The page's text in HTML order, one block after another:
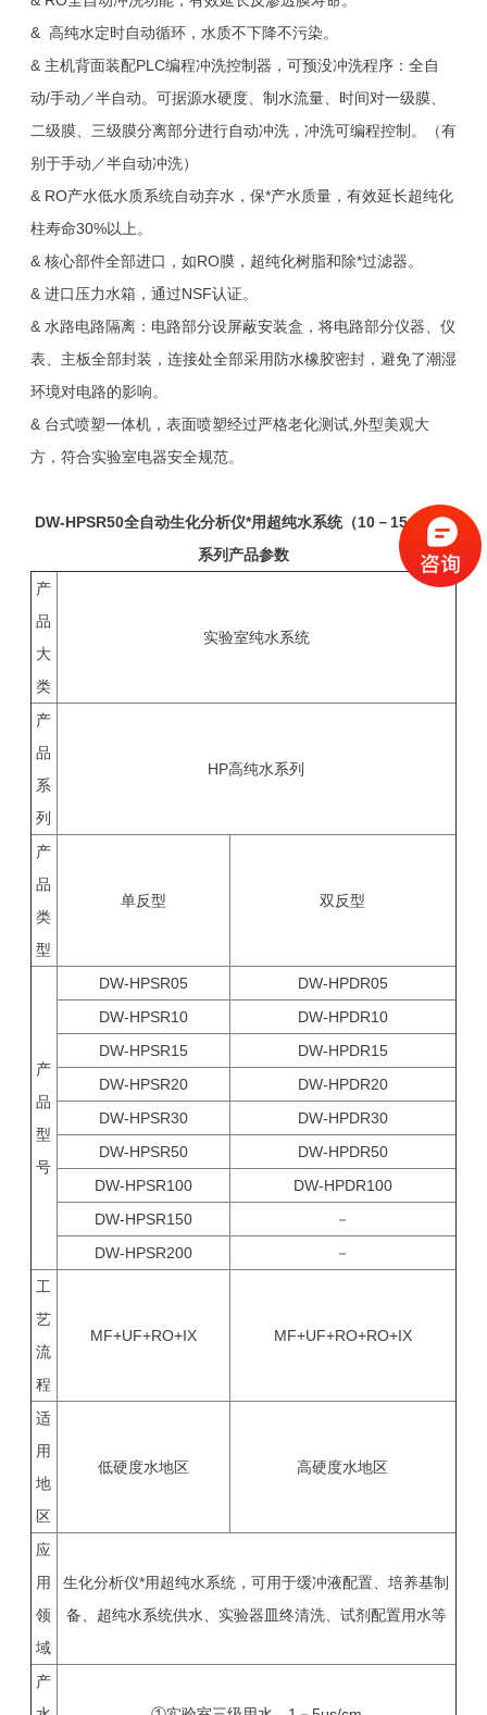
& 高纯水定时自动循环，水质不下降不污染。
& 主机背面装配PLC编程冲洗控制器，可预没冲洗程序：全自
动/手动／半自动。可据源水硬度、制水流量、时间对一级膜、
二级膜、三级膜分离部分进行自动冲洗，冲洗可编程控制。（有
别于手动／半自动冲洗）
& RO产水低水质系统自动弃水，保*产水质量，有效延长超纯化
柱寿命30%以上。
& 核心部件全部进口，如RO膜，超纯化树脂和除*过滤器。
& 进口压力水箱，通过NSF认证。
& 水路电路隔离：电路部分设屏蔽安装盒，将电路部分仪器、仪
表、主板全部封装，连接处全部采用防水橡胶密封，避免了潮湿
环境对电路的影响。
& 台式喷塑一体机，表面喷塑经过严格老化测试,外型美观大
方，符合实验室电器安全规范。
DW-HPSR50全自动生化分析仪*用超纯水系统（10－15 MΩ）
系列产品参数
产
品
大
类
实验室纯水系统
产
品
系
列
HP高纯水系列
产
品
类
型
单反型 双反型
产
品
型
号
DW-HPSR05
DW-HPDR05
DW-HPSR10
DW-HPDR10
DW-HPSR15
DW-HPDR15
DW-HPSR20
DW-HPDR20
DW-HPSR30
DW-HPDR30
DW-HPSR50
DW-HPDR50
DW-HPSR100
DW-HPDR100
DW-HPSR150
－
DW-HPSR200
－
工
艺
流
程
MF+UF+RO+IX MF+UF+RO+RO+IX
适
用
地
区
低硬度水地区 高硬度水地区
应
用
领
域
生化分析仪*用超纯水系统，可用于缓冲液配置、培养基制
备、超纯水系统供水、实验器皿终清洗、试剂配置用水等
产